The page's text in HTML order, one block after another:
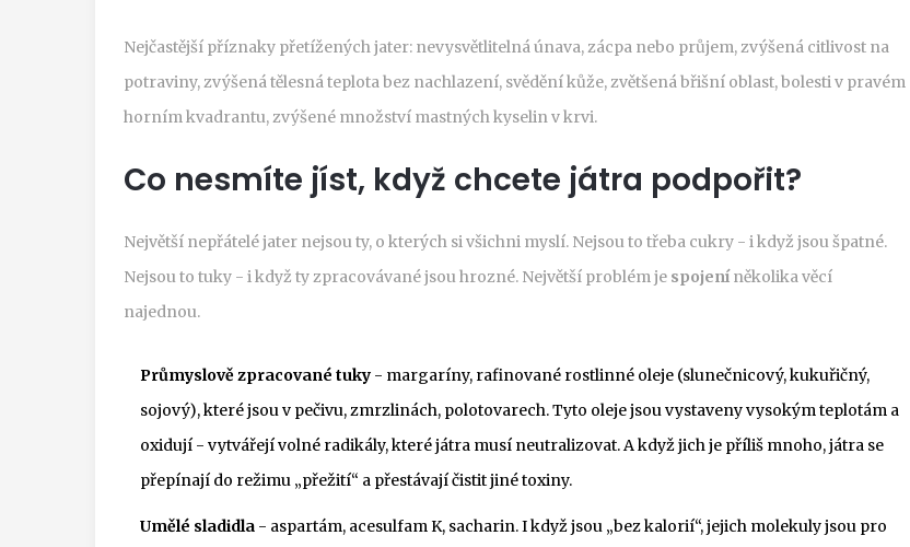
Nejčastější příznaky přetížených jater: nevysvětlitelná únava, zácpa nebo průjem, zvýšená citlivost na
potraviny, zvýšená tělesná teplota bez nachlazení, svědění kůže, zvětšená břišní oblast, bolesti v pravém
horním kvadrantu, zvýšené množství mastných kyselin v krvi.
Co nesmíte jíst, když chcete játra podpořit?
Největší nepřátelé jater nejsou ty, o kterých si všichni myslí. Nejsou to třeba cukry - i když jsou špatné.
Nejsou to tuky - i když ty zpracovávané jsou hrozné. Největší problém je spojeníněkolika věcí
najednou.
Průmyslově zpracované tuky - margaríny, rafinované rostlinné oleje (slunečnicový, kukuřičný,
sojový), které jsou v pečivu, zmrzlinách, polotovarech. Tyto oleje jsou vystaveny vysokým teplotám a
oxidují - vytvářejí volné radikály, které játra musí neutralizovat. A když jich je příliš mnoho, játra se
přepínají do režimu „přežití“ a přestávají čistit jiné toxiny.
Umělé sladidla - aspartám, acesulfam K, sacharin. I když jsou „bez kalorií“, jejich molekuly jsou pro